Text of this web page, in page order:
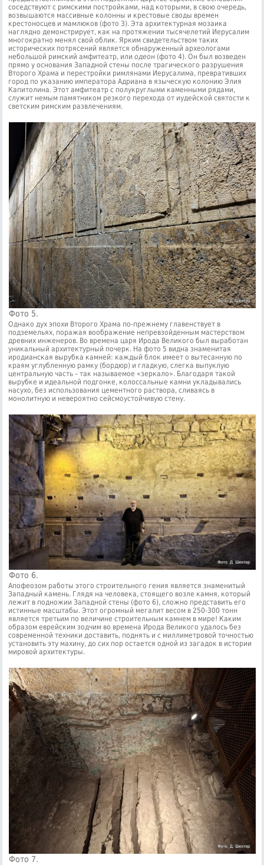
соседствуют с римскими постройками, над которыми, в свою очередь,
возвышаются массивные колонны и крестовые своды времен
крестоносцев и мамлюков (фото 3). Эта архитектурная мозаика
наглядно демонстрирует, как на протяжении тысячелетий Иерусалим
многократно менял свой облик. Ярким свидетельством таких
исторических потрясений является обнаруженный археологами
небольшой римский амфитеатр, илиодеон (фото 4). Он был возведен
прямо у основания Западной стены после трагического разрушения
Второго Храма и перестройки римлянами Иерусалима, превративших
город по указанию императора Адриана в языческую колонию Элия
Капитолина. Этот амфитеатр с полукруглыми каменными рядами,
служит немым памятником резкого перехода от иудейской святости к
светским римским развлечениям.
Фото 5.
Однако дух эпохи Второго Храма по-прежнему главенствует в
подземельях, поражая воображение непревзойденным мастерством
древних инженеров. Во времена царя Ирода Великого был выработан
уникальный архитектурный почерк. На фото 5 видна знаменитая
иродианская вырубка камней: каждый блок имеет о вытесанную по
краям углубленную рамку (бордюр) и гладкую, слегка выпуклую
центральную часть – так называемое «зеркало». Благодаря такой
вырубке и идеальной подгонке, колоссальные камни укладывались
насухо, без использования цементного раствора, сливаясь в
монолитную и невероятно сейсмоустойчивую стену.
Фото 6.
Апофеозом работы этого строительного гения является знаменитый
Западный камень. Глядя на человека, стоящего возле камня, который
лежит в подножии Западной стены (фото 6), сложно представить его
истинные масштабы. Этот огромный мегалит весом в 250-300 тонн
является третьим по величине строительным камнем в мире! Каким
образом еврейским зодчим во времена Ирода Великого удалось без
современной техники доставить, поднять и с миллиметровой точностью
установить эту махину, до сих пор остается одной из загадок в истории
мировой архитектуры.
Фото 7.